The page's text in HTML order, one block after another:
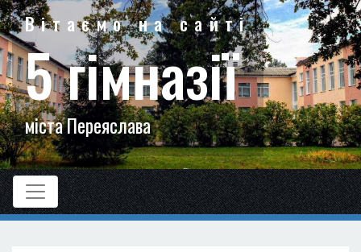
Вітаємо на сайті
5 гімназії
міста Переяслава